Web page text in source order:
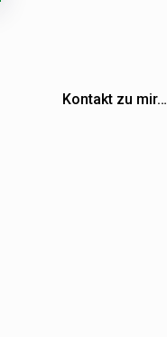
Kontakt zu mir…